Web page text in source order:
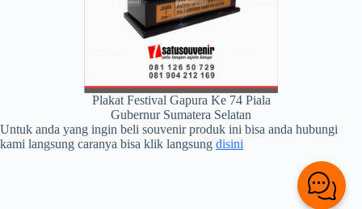
Plakat Festival Gapura Ke 74 Piala
Gubernur Sumatera Selatan
Untuk anda yang ingin beli souvenir produk ini bisa anda hubungi
kami langsung caranya bisa klik langsung disini